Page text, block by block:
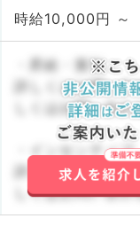
時給10,000円 ～
・昇給・賞与
詳しくはお問い合
しくはお問い合わ
・インセンティブ
詳しくはお問い合
しくはお問い合